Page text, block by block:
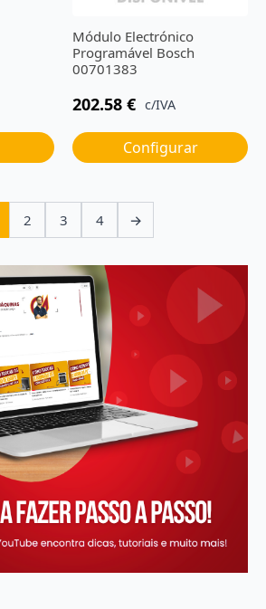
Módulo Electrónico
Programável Bosch
00701383
202.58 € c/IVA
Configurar
2 3 4 →